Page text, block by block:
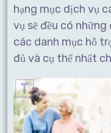
hạng mục dịch vụ
vụ sẽ đều có
các danh mục hỗ
đủ và cụ thể nhất